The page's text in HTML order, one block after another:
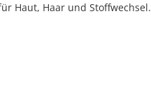
Haut, Haar und Stoffwechsel.